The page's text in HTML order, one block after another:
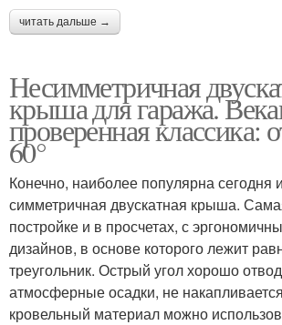
читать дальше →
Несимметричная
крыша для гаража.
проверенная классика:
60°
Конечно, наиболее популярна сегодня
симметричная двускатная крыша.
постройке и в просчетах, с
дизайнов, в основе которого лежит
треугольник. Острый угол хорошо
атмосферные осадки, не
кровельный материал можно